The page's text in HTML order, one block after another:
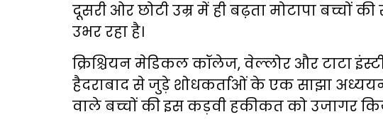
दूसरी ओर छोटी उम्र में ही बढ़ता मोटापा
उभर रहा है।
क्रिश्चियन मेडिकल कॉलेज, वेल्लोर और टाटा
हैदराबाद से जुड़े शोधकर्ताओं के एक साझा
वाले बच्चों की इस कड़वी हकीकत को उजागर